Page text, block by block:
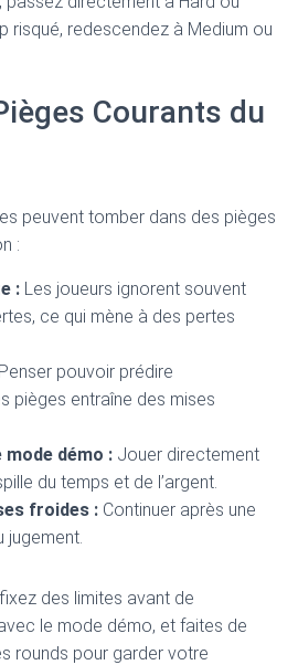
risqué, redescendez à Medium ou
Courants du
peuvent tomber dans des pièges
:
: Les joueurs ignorent souvent
ce qui mène à des pertes
Penser pouvoir prédire
pièges entraîne des mises
démo : Jouer directement
du temps et de l’argent.
froides : Continuer après une
jugement.
des limites avant de
le mode démo, et faites de
rounds pour garder votre